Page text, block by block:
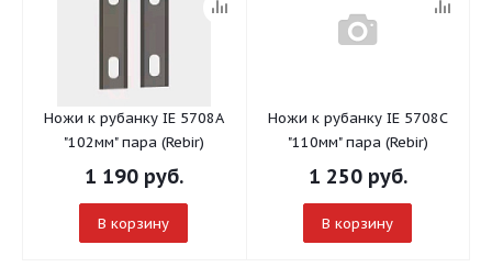
Ножи к рубанку IE 5708A
"102мм" пара (Rebir)
1 190руб.
В корзину
Ножи к рубанку IE 5708C
"110мм" пара (Rebir)
1 250руб.
В корзину